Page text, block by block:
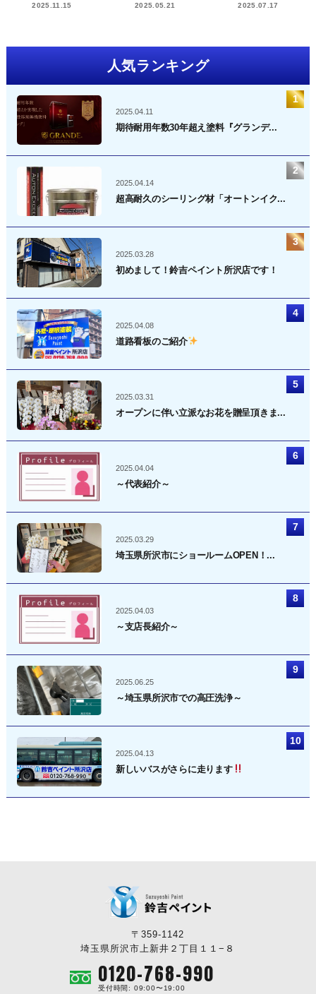
2025.11.15 2025.05.21 2025.07.17
人気ランキング
2025.04.11
期待耐用年数30年超え塗料『グランデ...
2025.04.14
超高耐久のシーリング材「オートンイク...
2025.03.28
初めまして！鈴吉ペイント所沢店です！
2025.04.08
道路看板のご紹介
2025.03.31
オープンに伴い立派なお花を贈呈頂きま...
2025.04.04
～代表紹介～
2025.03.29
埼玉県所沢市にショールームOPEN！...
2025.04.03
～支店長紹介～
2025.06.25
～埼玉県所沢市での高圧洗浄～
2025.04.13
新しいバスがさらに走ります
〒359-1142
埼玉県所沢市上新井２丁目１１−８
0120-768-990
受付時間: 09:00〜19:00